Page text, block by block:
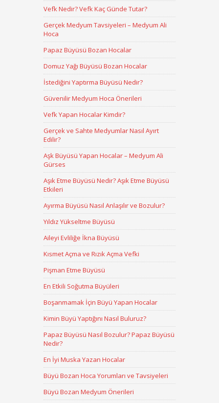
Vefk Nedir? Vefk Kaç Günde Tutar?
Gerçek Medyum Tavsiyeleri – Medyum Ali
Hoca
Papaz Büyüsü Bozan Hocalar
Domuz Yağı Büyüsü Bozan Hocalar
İstediğini Yaptırma Büyüsü Nedir?
Güvenilir Medyum Hoca Önerileri
Vefk Yapan Hocalar Kimdir?
Gerçek ve Sahte Medyumlar Nasıl Ayırt
Edilir?
Aşk Büyüsü Yapan Hocalar – Medyum Ali
Gürses
Aşık Etme Büyüsü Nedir? Aşık Etme Büyüsü
Etkileri
Ayırma Büyüsü Nasıl Anlaşılır ve Bozulur?
Yıldız Yükseltme Büyüsü
Aileyi Evliliğe İkna Büyüsü
Kısmet Açma ve Rızık Açma Vefki
Pişman Etme Büyüsü
En Etkili Soğutma Büyüleri
Boşanmamak İçin Büyü Yapan Hocalar
Kimin Büyü Yaptığını Nasıl Buluruz?
Papaz Büyüsü Nasıl Bozulur? Papaz Büyüsü
Nedir?
En İyi Muska Yazan Hocalar
Büyü Bozan Hoca Yorumları ve Tavsiyeleri
Büyü Bozan Medyum Önerileri